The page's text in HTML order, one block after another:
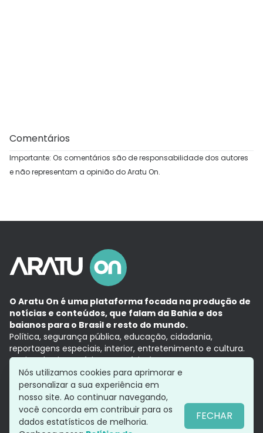
Comentários
Importante: Os comentários são de responsabilidade dos autores
e não representam a opinião do Aratu On.
O Aratu On é uma plataforma focada na produção de
notícias e conteúdos, que falam da Bahia e dos
baianos para o Brasil e resto do mundo.
Política, segurança pública, educação, cidadania,
reportagens especiais, interior, entretenimento e cultura.
Aqui, tudo vira notícia e a notícia é no tempo presente,
com a credibilidade do Grupo Aratu.
Grupo Aratu
Política de privacidade
Siga-nos
Nós utilizamos cookies para aprimorar e
personalizar a sua experiência em
nosso site. Ao continuar navegando,
você concorda em contribuir para os
dados estatísticos de melhoria.
FECHAR